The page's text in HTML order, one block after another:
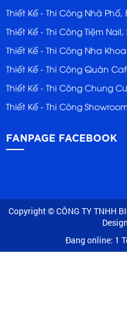
Thiết Kế - Thi Công Nhà Phố,
Thiết Kế - Thi Công Tiệm Nail,
Thiết Kế - Thi Công Nha
Thiết Kế - Thi Công Quán
Thiết Kế - Thi Công Chung Cư
Thiết Kế - Thi Công
FANPAGE FACEBOOK
Copyright © CÔNG TY TNHH
Đang online: 1